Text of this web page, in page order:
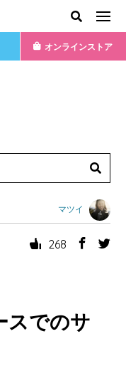
オンラインストア
マツイ
268
スでのサ